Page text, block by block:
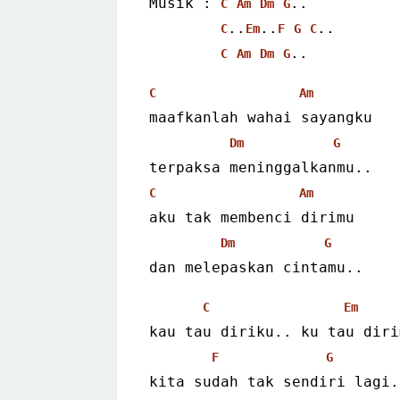
C Am Dm G
C.. Em.. F G C..
C Am Dm G..
C Am
maafkanlah wahai sayangku
Dm G
terpaksa meninggalkanmu..
C Am
aku tak membenci dirimu
Dm G
dan melepaskan cintamu..
C Em
kau tau diriku.. ku tau
F G
kita sudah tak sendiri